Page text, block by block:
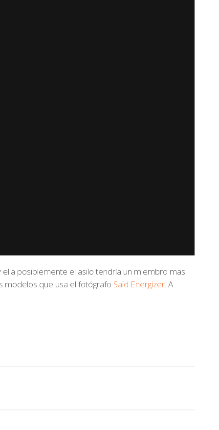
posiblemente el asilo tendría un miembro mas.
modelos que usa el fotógrafo Said Energizer. A